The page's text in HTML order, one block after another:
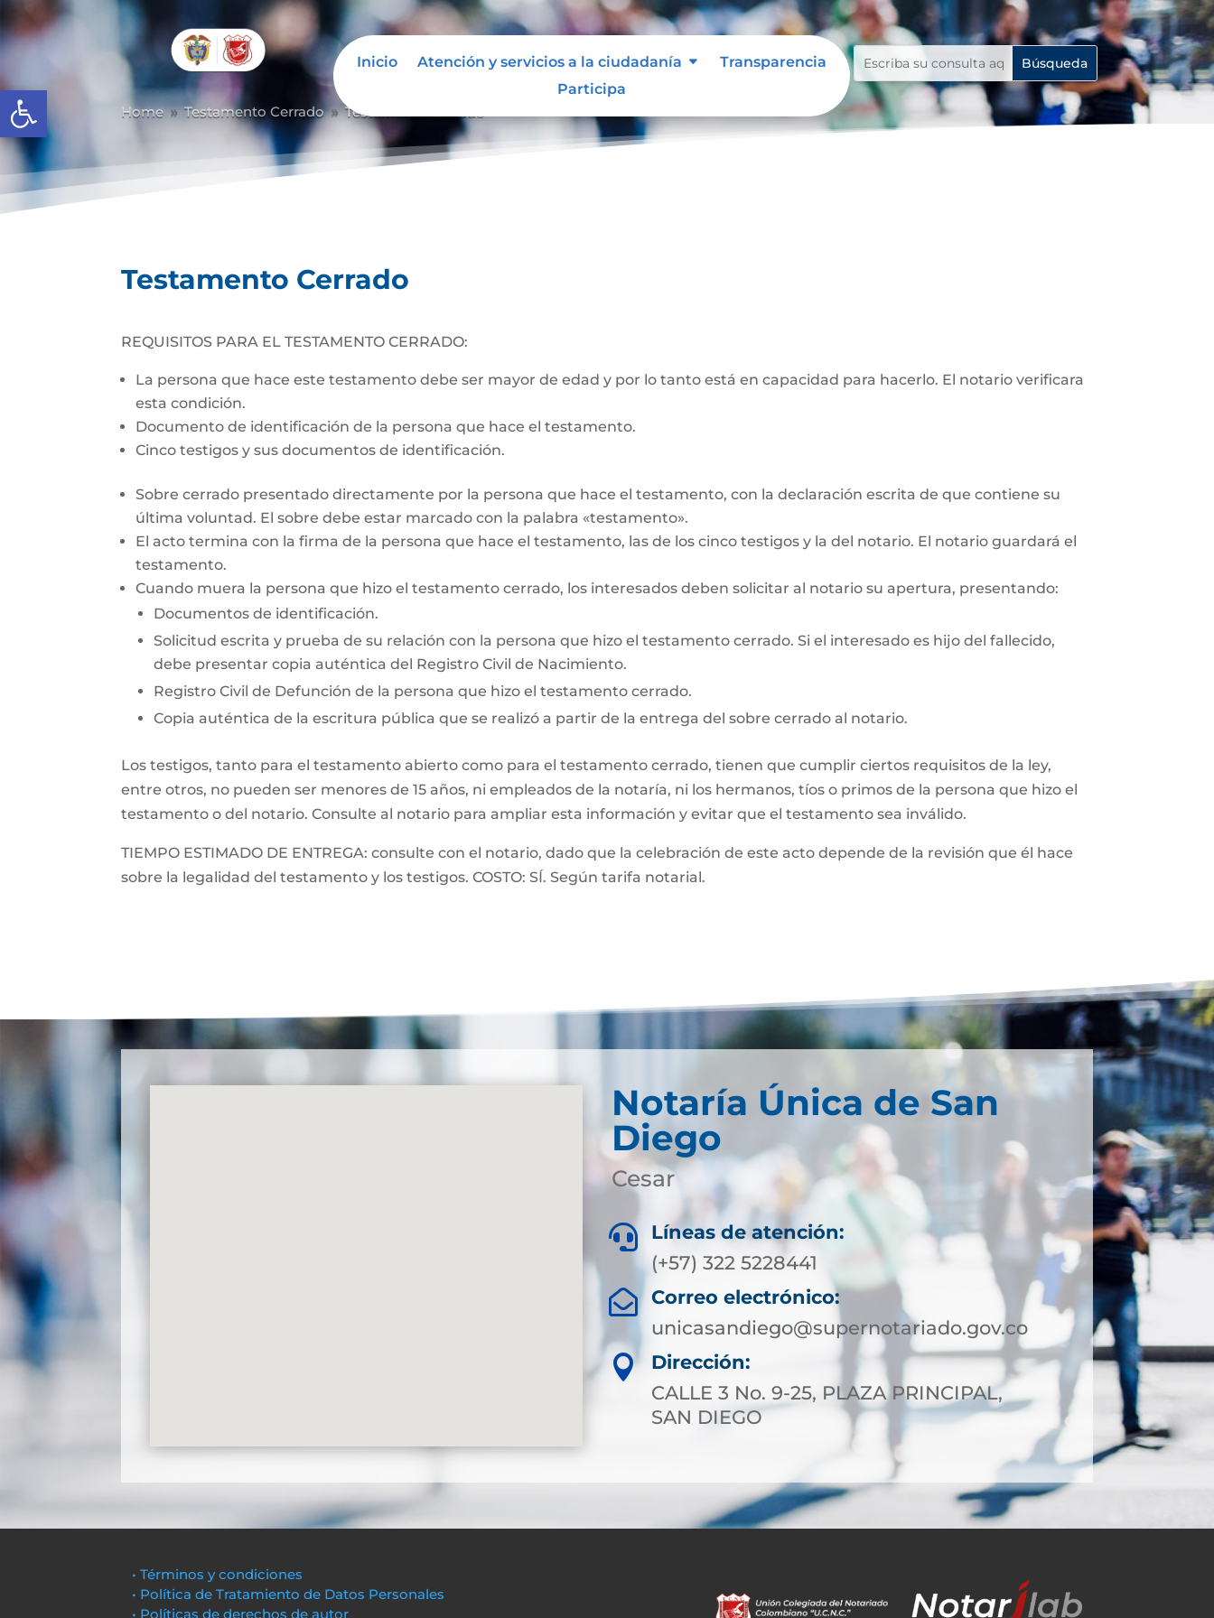
Abrir barra de herramientas
Inicio Atención y servicios a la ciudadanía
Transparencia
Participa
Home 9 Testamento Cerrado 9 Testamento Cerrado
Testamento Cerrado
REQUISITOS PARA EL TESTAMENTO CERRADO:
La persona que hace este testamento debe ser mayor de edad y por lo tanto está en capacidad para hacerlo. El notario verificara
esta condición.
Documento de identificación de la persona que hace el testamento.
Cinco testigos y sus documentos de identificación.
Sobre cerrado presentado directamente por la persona que hace el testamento, con la declaración escrita de que contiene su
última voluntad. El sobre debe estar marcado con la palabra «testamento».
El acto termina con la firma de la persona que hace el testamento, las de los cinco testigos y la del notario. El notario guardará el
testamento.
Cuando muera la persona que hizo el testamento cerrado, los interesados deben solicitar al notario su apertura, presentando:
Documentos de identificación.
Solicitud escrita y prueba de su relación con la persona que hizo el testamento cerrado. Si el interesado es hijo del fallecido,
debe presentar copia auténtica del Registro Civil de Nacimiento.
Registro Civil de Defunción de la persona que hizo el testamento cerrado.
Copia auténtica de la escritura pública que se realizó a partir de la entrega del sobre cerrado al notario.
Los testigos, tanto para el testamento abierto como para el testamento cerrado, tienen que cumplir ciertos requisitos de la ley,
entre otros, no pueden ser menores de 15 años, ni empleados de la notaría, ni los hermanos, tíos o primos de la persona que hizo el
testamento o del notario. Consulte al notario para ampliar esta información y evitar que el testamento sea inválido.
TIEMPO ESTIMADO DE ENTREGA: consulte con el notario, dado que la celebración de este acto depende de la revisión que él hace
sobre la legalidad del testamento y los testigos. COSTO: SÍ. Según tarifa notarial.
Notaría Única de San
Diego
Cesar

Líneas de atención:
(+57) 322 5228441

Correo electrónico:
unicasandiego@supernotariado.gov.co

Dirección:
CALLE 3 No. 9-25, PLAZA PRINCIPAL,
SAN DIEGO
• Términos y condiciones
• Política de Tratamiento de Datos Personales
• Políticas de derechos de autor